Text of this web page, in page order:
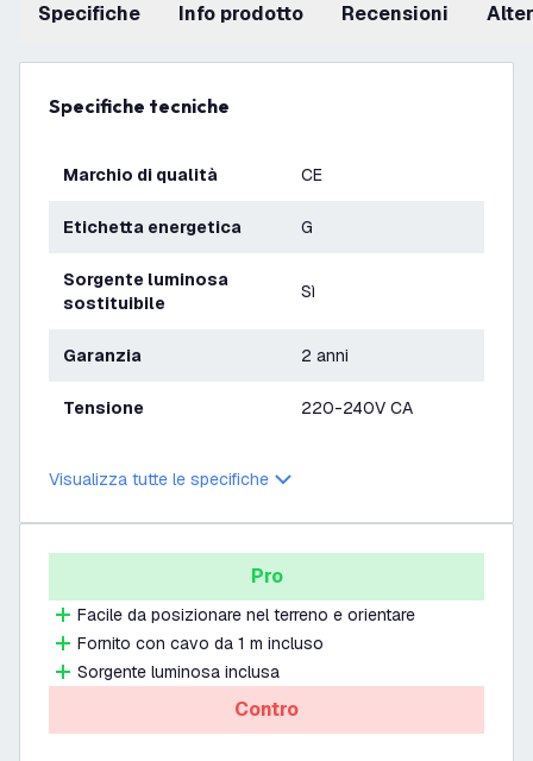
Specifiche info prodotto recensioni
Specifiche tecniche
Marchio di qualità CE
Etichetta energetica G
Sorgente luminosa
sostituibile
Sì
Garanzia 2 anni
Tensione 220-240V CA
Visualizza tutte le specifiche
Pro
Facile da posizionare nel terreno e orientare
Fornito con cavo da 1 m incluso
Sorgente luminosa inclusa
Contro